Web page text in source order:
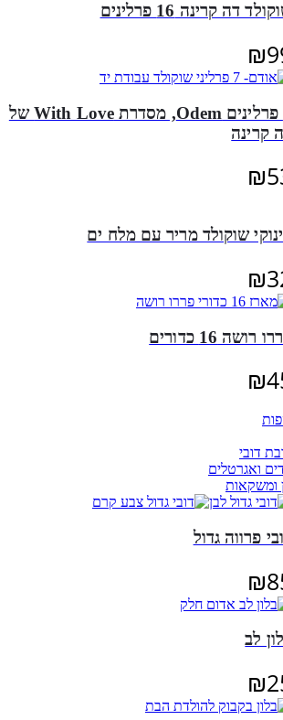
דה קרינה 16 פרלינים
₪
7 פרלינים Odem, מסדרת With Love של
קרינה
₪
שוקולד מריר עם מלח ים
₪
רושה 16 כדורים
₪
דובי
ואגרטלים
ומשקאות
פרווה גדול
₪
לב
₪